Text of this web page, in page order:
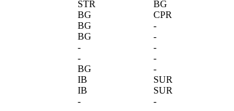
STR
BG
BG
CPR
BG
-
BG
-
-
-
-
-
BG
-
IB
SUR
IB
SUR
-
-